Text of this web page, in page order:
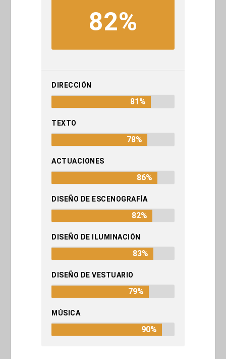
82%
DIRECCIÓN
81%
TEXTO
78%
ACTUACIONES
86%
DISEÑO DE ESCENOGRAFÍA
82%
DISEÑO DE ILUMINACIÓN
83%
DISEÑO DE VESTUARIO
79%
MÚSICA
90%